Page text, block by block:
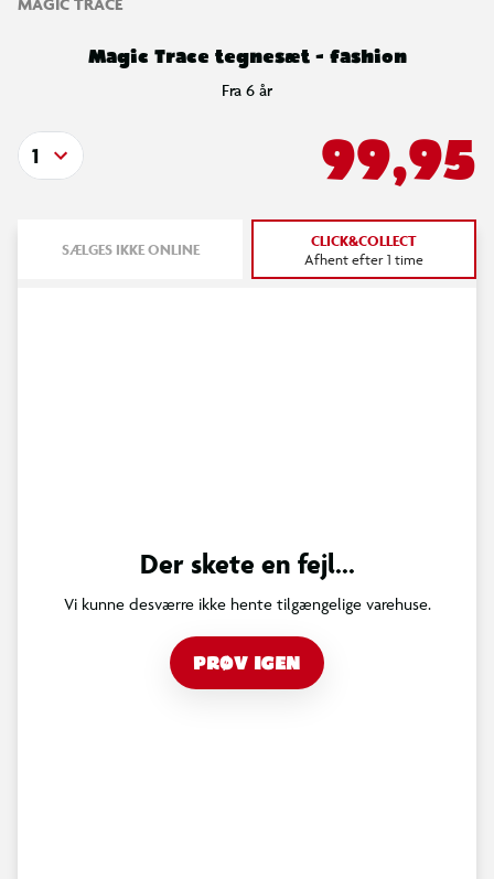
Magic Trace tegnesæt - fashion
Fra 6 år
99,95
1
SÆLGES IKKE ONLINE CLICK&COLLECT
Afhent efter 1 time
Der skete en fejl...
Vi kunne desværre ikke hente tilgængelige varehuse.
PRØV IGEN